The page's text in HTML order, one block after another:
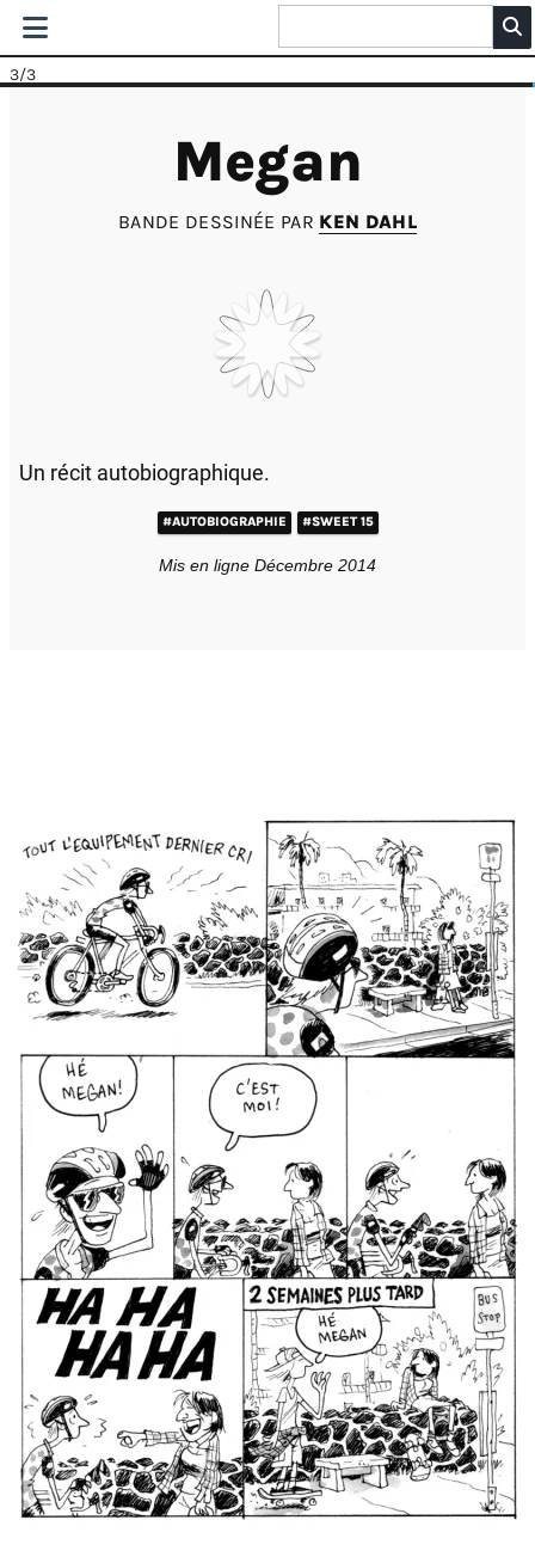
3/3
Megan
BANDE DESSINÉE PAR KEN DAHL
Un récit autobiographique.
#AUTOBIOGRAPHIE #SWEET 15
Mis en ligne Décembre 2014